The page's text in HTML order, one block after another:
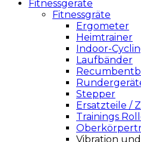
Fitnessgeräte
Fitnessgräte
Ergometer
Heimtrainer
Indoor-
Laufbänder
Stepper
Ersatzteile /
Trainings
Vibration